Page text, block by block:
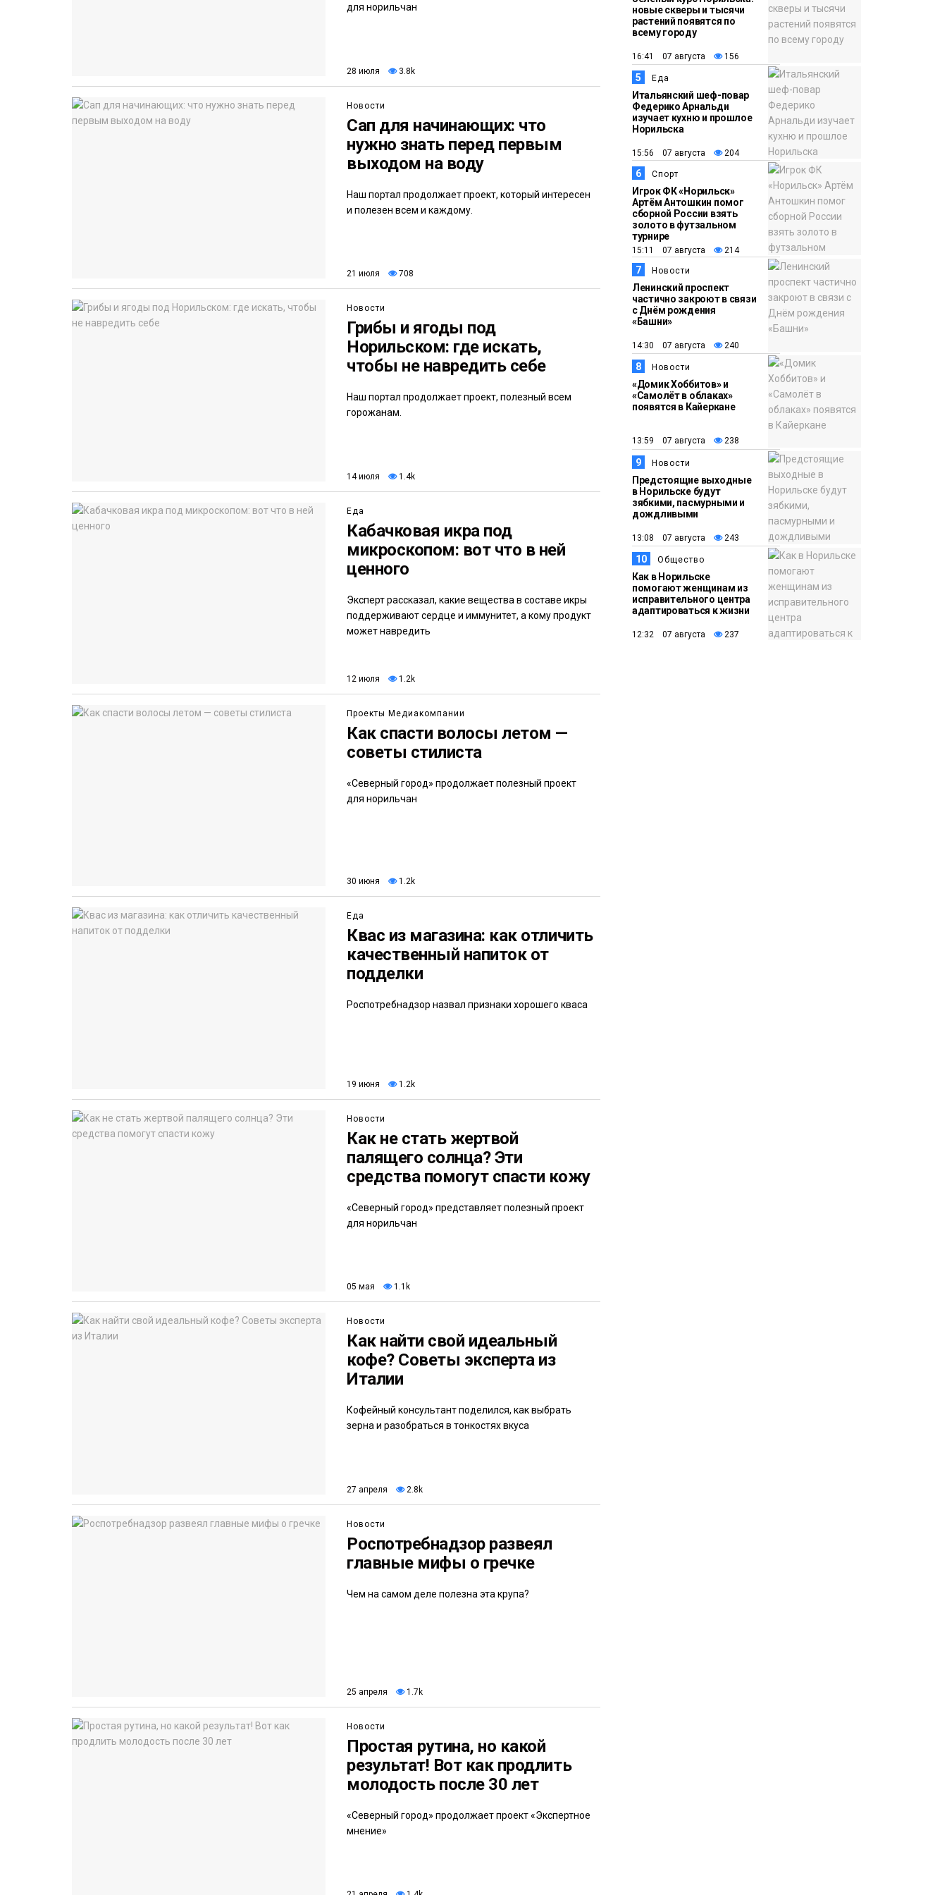
для норильчан
28 июля 3.8k
Новости
Сап для начинающих: что
нужно знать перед первым
выходом на воду
Наш портал продолжает проект, который интересен
и полезен всем и каждому.
21 июля 708
Новости
Грибы и ягоды под
Норильском: где искать,
чтобы не навредить себе
Наш портал продолжает проект, полезный всем
горожанам.
14 июля 1.4k
Еда
Кабачковая икра под
микроскопом: вот что в ней
ценного
Эксперт рассказал, какие вещества в составе икры
поддерживают сердце и иммунитет, а кому продукт
может навредить
12 июля 1.2k
Проекты Медиакомпании
Как спасти волосы летом —
советы стилиста
«Северный город» продолжает полезный проект
для норильчан
30 июня 1.2k
Еда
Квас из магазина: как отличить
качественный напиток от
подделки
Роспотребнадзор назвал признаки хорошего кваса
19 июня 1.2k
Новости
Как не стать жертвой
палящего солнца? Эти
средства помогут спасти кожу
«Северный город» представляет полезный проект
для норильчан
05 мая 1.1k
Новости
Как найти свой идеальный
кофе? Советы эксперта из
Италии
Кофейный консультант поделился, как выбрать
зерна и разобраться в тонкостях вкуса
27 апреля 2.8k
Новости
Роспотребнадзор развеял
главные мифы о гречке
Чем на самом деле полезна эта крупа?
25 апреля 1.7k
Новости
Простая рутина, но какой
результат! Вот как продлить
молодость после 30 лет
«Северный город» продолжает проект «Экспертное
мнение»
новые скверы и тысячи
растений появятся по
всему городу
16:41 07 августа 156
5 Еда
Итальянский шеф-повар
Федерико Арнальди
изучает кухню и прошлое
Норильска
15:56 07 августа 204
6 Спорт
Игрок ФК «Норильск»
Артём Антошкин помог
сборной России взять
золото в футзальном
турнире
15:11 07 августа 214
7 Новости
Ленинский проспект
частично закроют в связи
с Днём рождения
«Башни»
14:30 07 августа 240
8 Новости
«Домик Хоббитов» и
«Самолёт в облаках»
появятся в Кайеркане
13:59 07 августа 238
9 Новости
Предстоящие выходные
в Норильске будут
зябкими, пасмурными и
дождливыми
13:08 07 августа 243
10 Общество
Как в Норильске
помогают женщинам из
исправительного центра
адаптироваться к жизни
12:32 07 августа 237